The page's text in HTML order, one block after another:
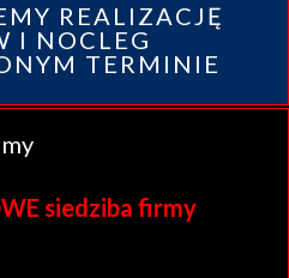
REALIZACJĘ
I NOCLEG
TERMINIE
siedziba firmy